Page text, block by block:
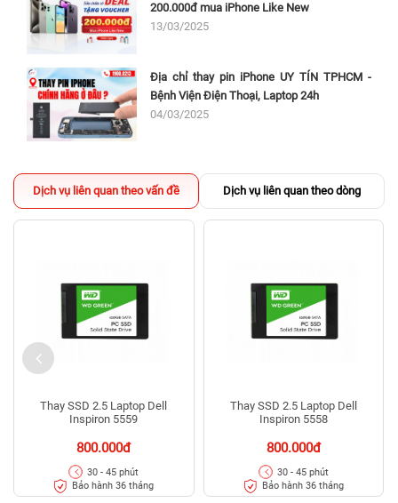
200.000đ mua iPhone Like New
13/03/2025
Địa chỉ thay pin iPhone UY TÍN TPHCM -
Bệnh Viện Điện Thoại, Laptop 24h
04/03/2025
Dịch vụ liên quan theo vấn đề Dịch vụ liên quan theo dòng
Thay SSD 2.5 Laptop Dell
Inspiron 5559
800.000đ
30 - 45 phút
Bảo hành 36 tháng
Thay SSD 2.5 Laptop Dell
Inspiron 5558
800.000đ
30 - 45 phút
Bảo hành 36 tháng